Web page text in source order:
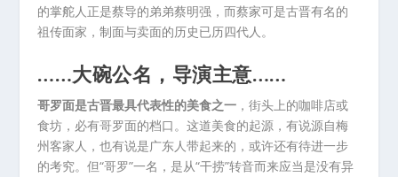
的掌舵人正是蔡导的弟弟蔡明强，而蔡家可是古晋有名的
祖传面家，制面与卖面的历史已历四代人。
……大碗公名，导演主意……
哥罗面是古晋最具代表性的美食之一 ，街头上的咖啡店或
食坊，必有哥罗面的档口。这道美食的起源，有说源自梅
州客家人，也有说是广东人带起来的，或许还有待进一步
的考究。但“哥罗”一名，是从“干捞”转音而来应当是没有异